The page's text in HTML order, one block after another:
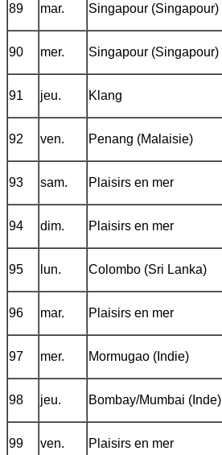
89 mar. Singapour (Singapour)
90 mer. Singapour (Singapour)
91 jeu. Klang
92 ven. Penang (Malaisie)
93 sam. Plaisirs en mer
94 dim. Plaisirs en mer
95 lun. Colombo (Sri Lanka)
96 mar. Plaisirs en mer
97 mer. Mormugao (Indie)
98 jeu. Bombay/Mumbai (Inde)
99 ven. Plaisirs en mer